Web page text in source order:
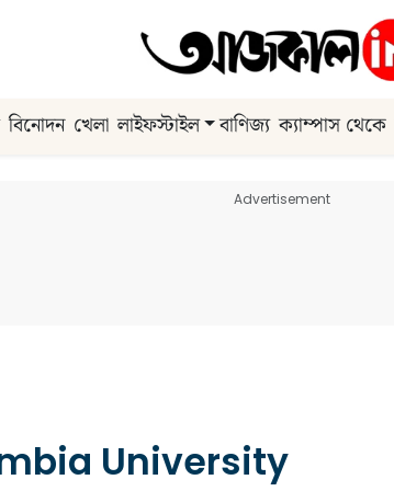
বিনোদন খেলা লাইফস্টাইল বাণিজ্য ক্যাম্পাস থেকে
Advertisement
University